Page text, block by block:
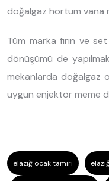
doğalgaz hortum vana
Tüm marka fırın ve
dönüşümü de
mekanlarda doğalgaz
uygun enjektör meme
elazığ ocak tamiri